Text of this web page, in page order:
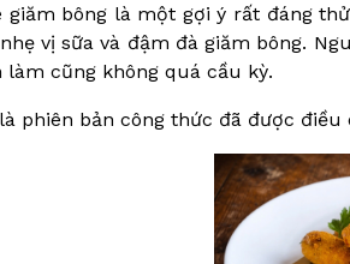
giăm bông là một gợi ý rất đáng
vị sữa và đậm đà giăm bông.
làm cũng không quá cầu kỳ.
phiên bản công thức đã được